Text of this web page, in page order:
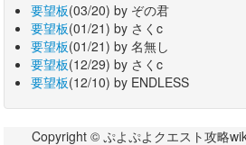
要望板(03/20) by ぞの君
要望板(01/21) by さくc
要望板(01/21) by 名無し
要望板(12/29) by さくc
要望板(12/10) by ENDLESS
Copyright © ぷよぷよクエスト攻略